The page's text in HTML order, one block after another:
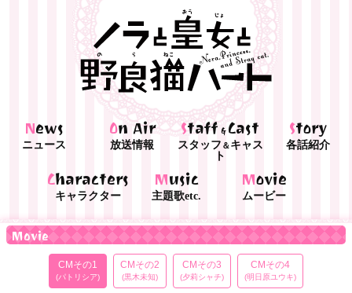
News
ニュース On Air
放送情報 Staff&Cast
スタッフ ＆ キャス
ト
Story
各話紹介
Characters
キャラクター Music
主題歌etc. Movie
ムービー
Movie
CMその1
(パトリシア)
CMその2
(黒木未知)
CMその3
(夕莉シャチ)
CMその4
(明日原ユウキ)